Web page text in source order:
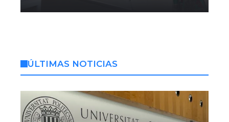
ÚLTIMAS NOTICIAS